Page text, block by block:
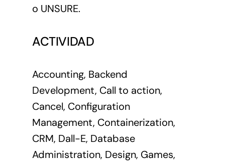
o UNSURE.
ACTIVIDAD
Accounting, Backend
Development, Call to action,
Cancel, Configuration
Management, Containerization,
CRM, Dall-E, Database
Administration, Design, Games,